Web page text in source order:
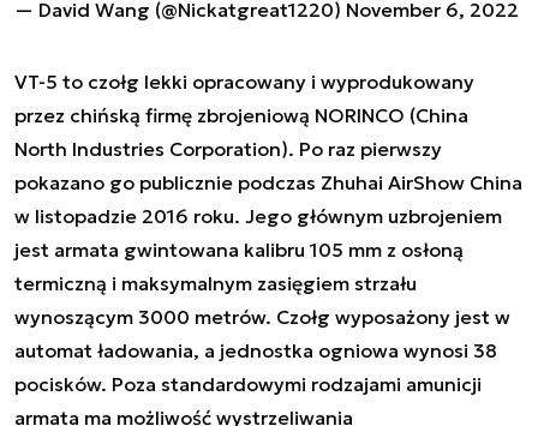
— David Wang (@Nickatgreat1220) November 6, 2022
VT-5 to czołg lekki opracowany i wyprodukowany
przez chińską firmę zbrojeniową NORINCO (China
North Industries Corporation). Po raz pierwszy
pokazano go publicznie podczas Zhuhai AirShow China
w listopadzie 2016 roku. Jego głównym uzbrojeniem
jest armata gwintowana kalibru 105 mm z osłoną
termiczną i maksymalnym zasięgiem strzału
wynoszącym 3000 metrów. Czołg wyposażony jest w
automat ładowania, a jednostka ogniowa wynosi 38
pocisków. Poza standardowymi rodzajami amunicji
armata ma możliwość wystrzeliwania